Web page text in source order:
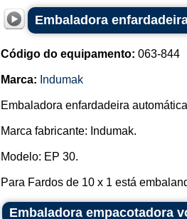
Embaladora
Código do equipamento: 063-844
Marca: Indumak
Embaladora enfardadeira
Marca fabricante: Indumak.
Modelo: EP 30.
Para Fardos de 10 x 1 está
Embaladora empacotadora